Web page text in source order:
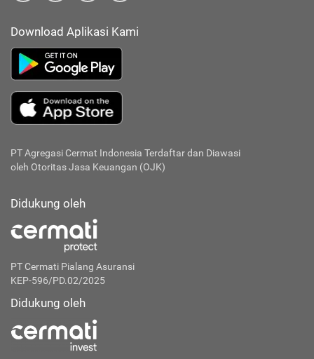
Download Aplikasi Kami
PT Agregasi Cermat Indonesia Terdaftar dan Diawasi
oleh Otoritas Jasa Keuangan (OJK)
Didukung oleh
PT Cermati Pialang Asuransi
KEP-596/PD.02/2025
Didukung oleh